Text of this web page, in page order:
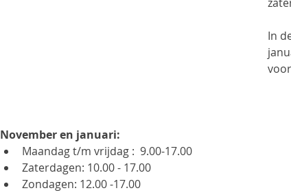
In
November en januari:
Maandag t/m vrijdag :  9.00-17.00
Zaterdagen: 10.00 - 17.00
Zondagen: 12.00 -17.00